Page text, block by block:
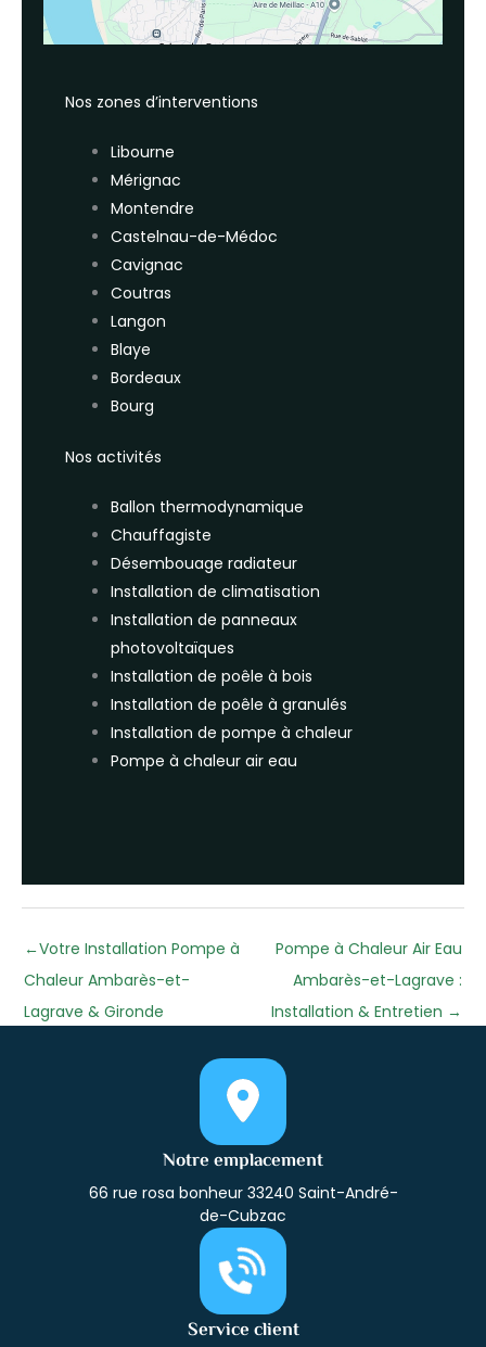
Nos zones d’interventions
Libourne
Mérignac
Montendre
Castelnau-de-Médoc
Cavignac
Coutras
Langon
Blaye
Bordeaux
Bourg
Nos activités
Ballon thermodynamique
Chauffagiste
Désembouage radiateur
Installation de climatisation
Installation de panneaux
photovoltaïques
Installation de poêle à bois
Installation de poêle à granulés
Installation de pompe à chaleur
Pompe à chaleur air eau
←Votre Installation Pompe à
Chaleur Ambarès-et-
Lagrave & Gironde
Pompe à Chaleur Air Eau
Ambarès-et-Lagrave :
Installation & Entretien →
Notre emplacement
66 rue rosa bonheur 33240 Saint-André-
de-Cubzac
Service client